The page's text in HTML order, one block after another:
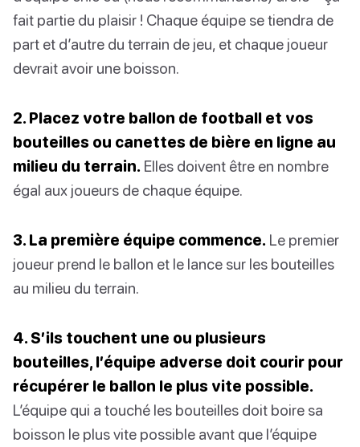
fait partie du plaisir ! Chaque équipe se tiendra de
part et d’autre du terrain de jeu, et chaque joueur
devrait avoir une boisson.
2. Placez votre ballon de football et vos
bouteilles ou canettes de bière en ligne au
milieu du terrain. Elles doivent être en nombre
égal aux joueurs de chaque équipe.
3. La première équipe commence. Le premier
joueur prend le ballon et le lance sur les bouteilles
au milieu du terrain.
4. S’ils touchent une ou plusieurs
bouteilles, l’équipe adverse doit courir pour
récupérer le ballon le plus vite possible.
L’équipe qui a touché les bouteilles doit boire sa
boisson le plus vite possible avant que l’équipe